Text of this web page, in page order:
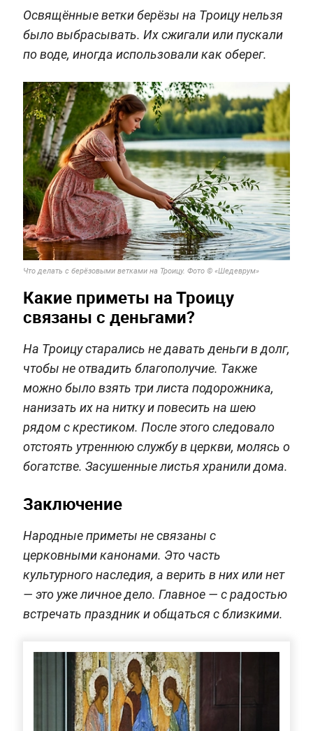
Освящённые ветки берёзы на Троицу нельзя
было выбрасывать. Их сжигали или пускали
по воде, иногда использовали как оберег.
Что делать с берёзовыми ветками на Троицу. Фото © «Шедеврум»
Какие приметы на Троицу
связаны с деньгами?
На Троицу старались не давать деньги в долг,
чтобы не отвадить благополучие. Также
можно было взять три листа подорожника,
нанизать их на нитку и повесить на шею
рядом с крестиком. После этого следовало
отстоять утреннюю службу в церкви, молясь о
богатстве. Засушенные листья хранили дома.
Заключение
Народные приметы не связаны с
церковными канонами. Это часть
культурного наследия, а верить в них или нет
— это уже личное дело. Главное — с радостью
встречать праздник и общаться с близкими.